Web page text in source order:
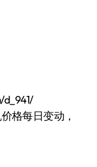
格每日变动，